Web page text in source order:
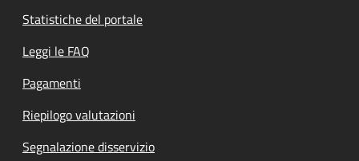
Statistiche del portale
Leggi le FAQ
Pagamenti
Riepilogo valutazioni
Segnalazione disservizio